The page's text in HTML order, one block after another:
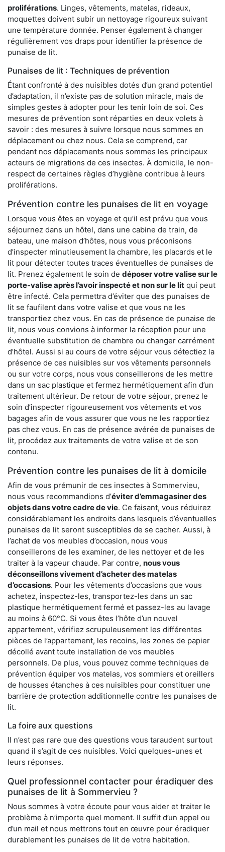
proliférations. Linges, vêtements, matelas, rideaux,
moquettes doivent subir un nettoyage rigoureux suivant
une température donnée. Penser également à changer
régulièrement vos draps pour identifier la présence de
punaise de lit.
Punaises de lit : Techniques de prévention
Étant confronté à des nuisibles dotés d’un grand potentiel
d’adaptation, il n’existe pas de solution miracle, mais de
simples gestes à adopter pour les tenir loin de soi. Ces
mesures de prévention sont réparties en deux volets à
savoir : des mesures à suivre lorsque nous sommes en
déplacement ou chez nous. Cela se comprend, car
pendant nos déplacements nous sommes les principaux
acteurs de migrations de ces insectes. À domicile, le non-
respect de certaines règles d’hygiène contribue à leurs
proliférations.
Prévention contre les punaises de lit en voyage
Lorsque vous êtes en voyage et qu’il est prévu que vous
séjournez dans un hôtel, dans une cabine de train, de
bateau, une maison d’hôtes, nous vous préconisons
d’inspecter minutieusement la chambre, les placards et le
lit pour détecter toutes traces éventuelles de punaises de
lit. Prenez également le soin de déposer votre valise sur le
porte-valise après l’avoir inspecté et non sur le lit qui peut
être infecté. Cela permettra d’éviter que des punaises de
lit se faufilent dans votre valise et que vous ne les
transportiez chez vous. En cas de présence de punaise de
lit, nous vous convions à informer la réception pour une
éventuelle substitution de chambre ou changer carrément
d’hôtel. Aussi si au cours de votre séjour vous détectiez la
présence de ces nuisibles sur vos vêtements personnels
ou sur votre corps, nous vous conseillerons de les mettre
dans un sac plastique et fermez hermétiquement afin d’un
traitement ultérieur. De retour de votre séjour, prenez le
soin d’inspecter rigoureusement vos vêtements et vos
bagages afin de vous assurer que vous ne les rapportiez
pas chez vous. En cas de présence avérée de punaises de
lit, procédez aux traitements de votre valise et de son
contenu.
Prévention contre les punaises de lit à domicile
Afin de vous prémunir de ces insectes à Sommervieu,
nous vous recommandions d’éviter d’emmagasiner des
objets dans votre cadre de vie. Ce faisant, vous réduirez
considérablement les endroits dans lesquels d’éventuelles
punaises de lit seront susceptibles de se cacher. Aussi, à
l’achat de vos meubles d’occasion, nous vous
conseillerons de les examiner, de les nettoyer et de les
traiter à la vapeur chaude. Par contre, nous vous
déconseillons vivement d’acheter des matelas
d’occasions. Pour les vêtements d’occasions que vous
achetez, inspectez-les, transportez-les dans un sac
plastique hermétiquement fermé et passez-les au lavage
au moins à 60°C. Si vous êtes l’hôte d’un nouvel
appartement, vérifiez scrupuleusement les différentes
pièces de l’appartement, les recoins, les zones de papier
décollé avant toute installation de vos meubles
personnels. De plus, vous pouvez comme techniques de
prévention équiper vos matelas, vos sommiers et oreillers
de housses étanches à ces nuisibles pour constituer une
barrière de protection additionnelle contre les punaises de
lit.
La foire aux questions
Il n’est pas rare que des questions vous taraudent surtout
quand il s’agit de ces nuisibles. Voici quelques-unes et
leurs réponses.
Quel professionnel contacter pour éradiquer des
punaises de lit à Sommervieu ?
Nous sommes à votre écoute pour vous aider et traiter le
problème à n’importe quel moment. Il suffit d’un appel ou
d’un mail et nous mettrons tout en œuvre pour éradiquer
durablement les punaises de lit de votre habitation.